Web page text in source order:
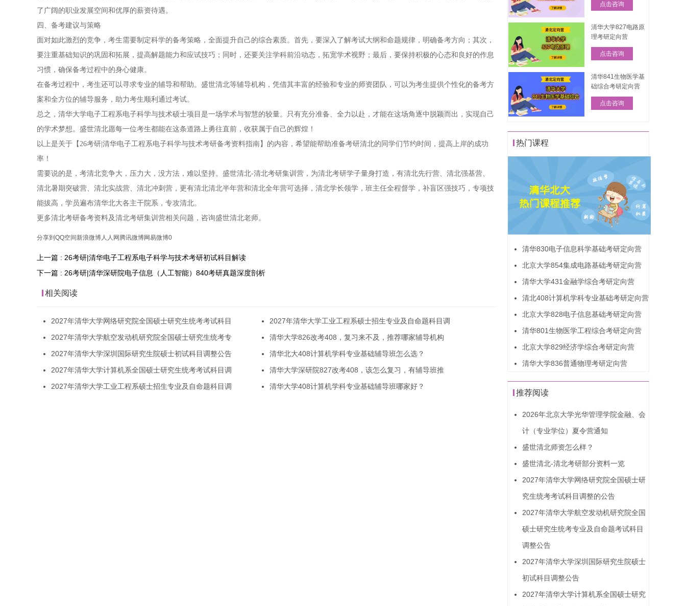
了广阔的职业发展空间和优厚的薪资待遇。
四、备考建议与策略
面对如此激烈的竞争，考生需要制定科学的备考策略，全面提升自己的综合素质。首先，要深入了解考试大纲和命题规律，明确备考方向；其次，
要注重基础知识的巩固和拓展，提高解题能力和应试技巧；同时，还要关注学科前沿动态，拓宽学术视野；最后，要保持积极的心态和良好的作息
习惯，确保备考过程中的身心健康。
在备考过程中，考生还可以寻求专业的辅导和帮助。盛世清北等辅导机构，凭借其丰富的经验和专业的师资团队，可以为考生提供个性化的备考方
案和全方位的辅导服务，助力考生顺利通过考试。
总之，清华大学电子工程系电子科学与技术硕士项目是一场学术与智慧的较量。只有充分准备、全力以赴，才能在这场角逐中脱颖而出，实现自己
的学术梦想。盛世清北愿每一位考生都能在这条道路上勇往直前，收获属于自己的辉煌！
以上是关于【26考研|清华电子工程系电子科学与技术考研备考资料指南】的内容，希望能帮助准备考研清北的同学们节约时间，提高上岸的成功
率！
需要说的是，考清北竞争大，压力大，没方法，难以坚持。盛世清北-清北考研集训营，为清北考研学子量身打造，有清北先行营、清北强基营、
清北暑期突破营、清北实战营、清北冲刺营，更有清北清北半年营和清北全年营可选择，清北学长领学，班主任全程督学，补盲区强技巧，专项技
能拔高，学员遍布清华北大各主干院系，专攻清北。
更多清北考研备考资料及清北考研集训营相关问题，咨询盛世清北老师。
分享到 QQ空间 新浪微博人人网 腾讯微博网易微博0
上一篇 : 26考研|清华电子工程系电子科学与技术考研初试科目解读
下一篇 : 26考研|清华深研院电子信息（人工智能）840考研真题深度剖析
相关阅读
2027年清华大学网络研究院全国硕士研究生统考考试科目
2027年清华大学航空发动机研究院全国硕士研究生统考专
2027年清华大学深圳国际研究生院硕士初试科目调整公告
2027年清华大学计算机系全国硕士研究生统考考试科目调
2027年清华大学工业工程系硕士招生专业及自命题科目调
2027年清华大学工业工程系硕士招生专业及自命题科目调
清华大学826改考408，复习来不及，推荐哪家辅导机构
清华北大408计算机学科专业基础辅导班怎么选？
清华大学深研院827改考408，该怎么复习，有辅导班推
清华大学408计算机学科专业基础辅导班哪家好？
点击咨询
清华大学827电路原
理考研定向营
点击咨询
清华841生物医学基
础综合考研定向营
点击咨询
热门课程
清华830电子信息科学基础考研定向营
北京大学854集成电路基础考研定向营
清华大学431金融学综合考研定向营
清北408计算机学科专业基础考研定向营
北京大学828电子信息基础考研定向营
清华801生物医学工程综合考研定向营
北京大学829经济学综合考研定向营
清华大学836普通物理考研定向营
推荐阅读
2026年北京大学光华管理学院金融、会
计（专业学位）夏令营通知
盛世清北师资怎么样？
盛世清北-清北考研部分资料一览
2027年清华大学网络研究院全国硕士研
究生统考考试科目调整的公告
2027年清华大学航空发动机研究院全国
硕士研究生统考专业及自命题考试科目
调整公告
2027年清华大学深圳国际研究生院硕士
初试科目调整公告
2027年清华大学计算机系全国硕士研究